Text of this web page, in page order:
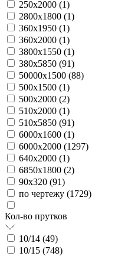
250х2000 (1)
2800х1800 (1)
360х1950 (1)
360х2000 (1)
3800х1550 (1)
380х5850 (91)
50000х1500 (88)
500х1500 (1)
500х2000 (2)
510х2000 (1)
510х5850 (91)
6000х1600 (1)
6000х2000 (1297)
640х2000 (1)
6850х1800 (2)
90х320 (91)
по чертежу (1729)
Кол-во прутков
10/14 (49)
10/15 (748)